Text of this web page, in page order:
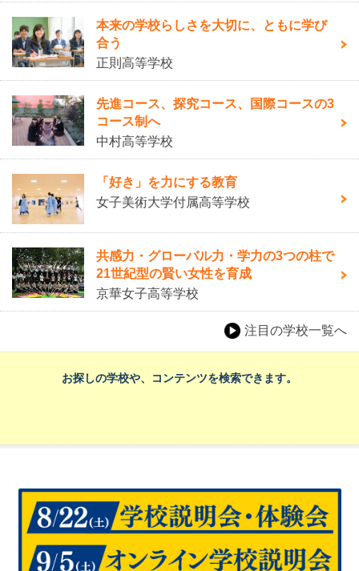
本来の学校らしさを大切に、ともに学び
合う
正則高等学校
先進コース、探究コース、国際コースの3
コース制へ
中村高等学校
「好き」を力にする教育
女子美術大学付属高等学校
共感力・グローバル力・学力の3つの柱で
21世紀型の賢い女性を育成
京華女子高等学校
注目の学校一覧へ
お探しの学校や、コンテンツを検索できます。